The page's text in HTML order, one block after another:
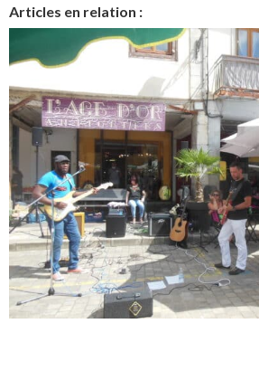
Articles en relation :